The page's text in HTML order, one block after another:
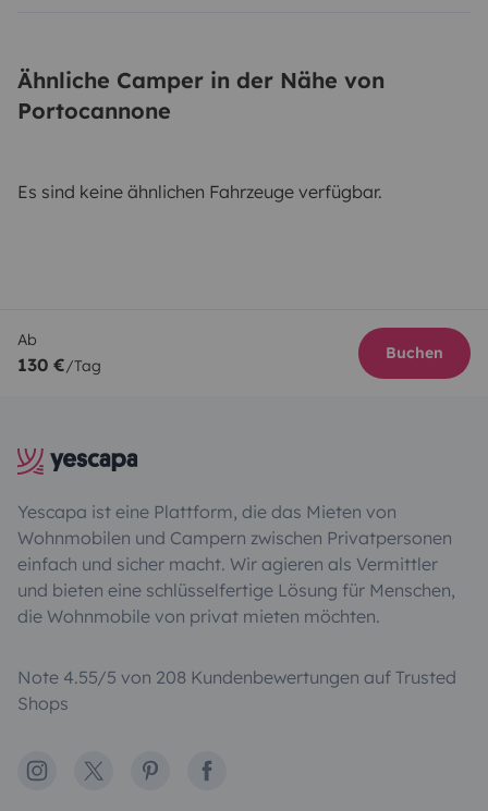
Ähnliche Camper in der Nähe von
Portocannone
Es sind keine ähnlichen Fahrzeuge verfügbar.
Ab
130 €/Tag
Buchen
Yescapa ist eine Plattform, die das Mieten von
Wohnmobilen und Campern zwischen Privatpersonen
einfach und sicher macht. Wir agieren als Vermittler
und bieten eine schlüsselfertige Lösung für Menschen,
die Wohnmobile von privat mieten möchten.
Note 4.55/5 von 208 Kundenbewertungen auf Trusted
Shops
Instagram
X PinterestFacebook